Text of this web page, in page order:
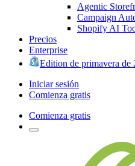
Agentic
Campaign
Shopify AI
Precios
Enterprise
Edition de primavera de
Iniciar sesión
Comienza gratis
Comienza gratis